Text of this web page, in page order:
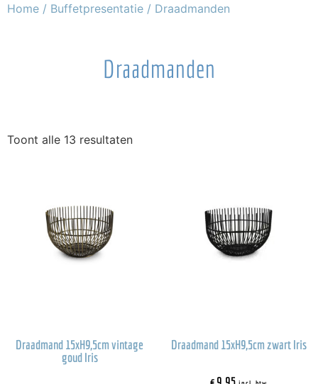
Home / Buffetpresentatie / Draadmanden
Draadmanden
Toont alle 13 resultaten
Draadmand 15xH9,5cm vintage
goud Iris
Draadmand 15xH9,5cm zwart Iris